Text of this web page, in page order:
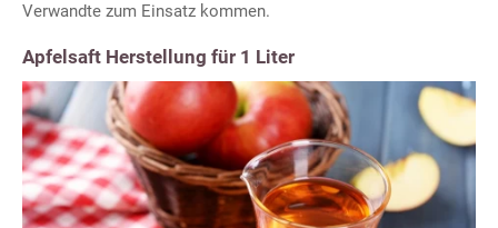
Verwandte zum Einsatz kommen.
Apfelsaft Herstellung für 1 Liter